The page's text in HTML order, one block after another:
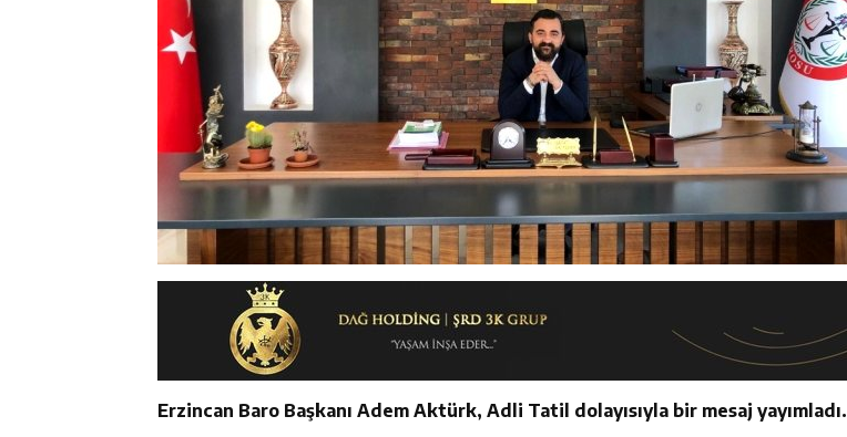
Erzincan Baro Başkanı Adem Aktürk, Adli Tatil dolayısıyla bir mesaj yayımladı.